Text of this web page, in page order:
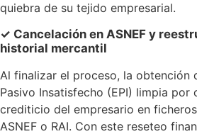
quiebra de su tejido empresarial.
✓ Cancelación en ASNEF y
historial mercantil
Al finalizar el proceso, la obtención
Pasivo Insatisfecho (EPI) limpia por
crediticio del empresario en
ASNEF o RAI. Con este reseteo